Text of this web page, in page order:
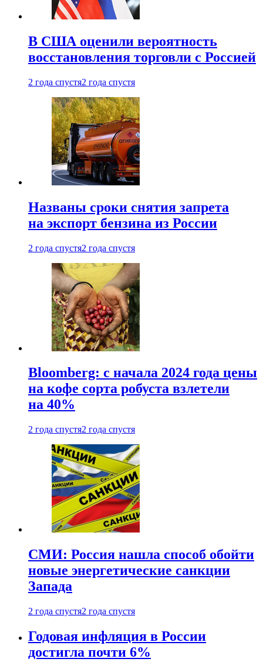
В США оценили вероятность
восстановления торговли с Россией
2 года спустя2 года спустя
Названы сроки снятия запрета
на экспорт бензина из России
2 года спустя2 года спустя
Bloomberg: с начала 2024 года цены
на кофе сорта робуста взлетели
на 40%
2 года спустя2 года спустя
СМИ: Россия нашла способ обойти
новые энергетические санкции
Запада
2 года спустя2 года спустя
Годовая инфляция в России
достигла почти 6%